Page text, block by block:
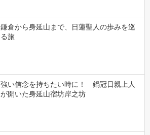
鎌倉から身延山まで、日蓮聖人の歩みを巡
る旅
強い信念を持ちたい時に！ 鍋冠日親上人
が開いた身延山宿坊岸之坊